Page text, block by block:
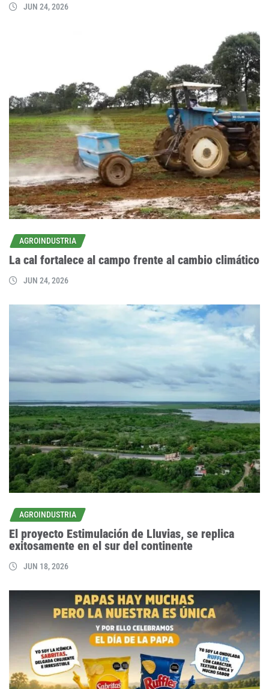
JUN 24, 2026
AGROINDUSTRIA
La cal fortalece al campo frente al cambio climático
JUN 24, 2026
AGROINDUSTRIA
El proyecto Estimulación de Lluvias, se replica
exitosamente en el sur del continente
JUN 18, 2026